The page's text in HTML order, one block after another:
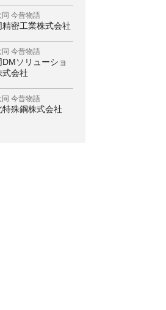
同 今昔物語
精密工業株式会社
同 今昔物語
DMソリューショ
式会社
同 今昔物語
特殊鋼株式会社